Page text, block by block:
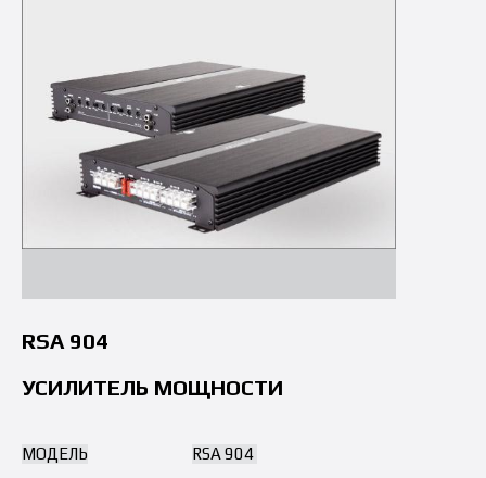
RSA 904
УСИЛИТЕЛЬ МОЩНОСТИ
МОДЕЛЬ
RSA 904